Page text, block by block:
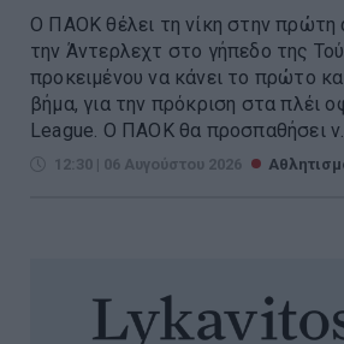
Ο ΠΑΟΚ θέλει τη νίκη στην πρώτη
την Άντερλεχτ στο γήπεδο της
προκειμένου να κάνει το πρώτο
βήμα, για την πρόκριση στα πλέι
League. Ο ΠΑΟΚ θα προσπαθήσει ν...
12:30 | 06 Αυγούστου 2026